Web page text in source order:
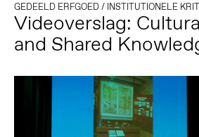
GEDEELD ERFGOED/ INSTITUTIONELE
Videoverslag:
and Shared